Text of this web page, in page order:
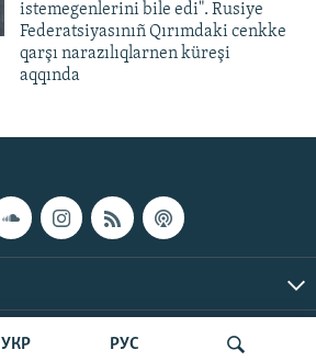
УКР РУС
istemegenlerini bile edi". Rusiye
Federatsiyasınıñ Qırımdaki cenkke
qarşı narazılıqlarnen küreşi
aqqında
© Qırım.Aqiqat, 2026 | All Rights Reserved.